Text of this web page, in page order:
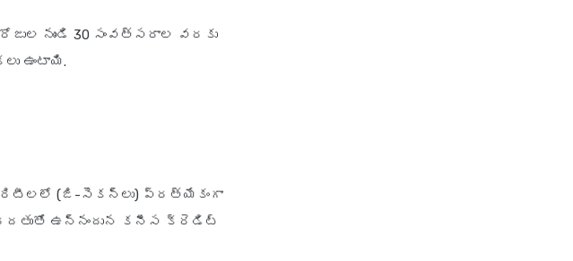
నుండి 30 సంవత్సరాల వరకు
ఉంటాయి.
(జి-సెకన్లు) ప్రత్యేకంగా
ఉన్నందున కనీస క్రెడిట్